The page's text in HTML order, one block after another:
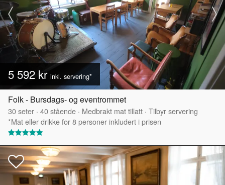
5 592 kr inkl. servering*
Folk - Bursdags- og eventrommet
30seter · 40stående · Medbrakt mat tillatt · Tilbyr servering
*Mat eller drikke for 8 personer inkludert i prisen